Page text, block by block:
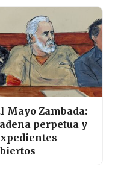
Mayo Zambada:
perpetua y